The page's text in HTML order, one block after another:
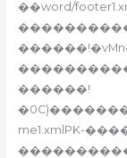
��word/
������!
me1.xmlPK-